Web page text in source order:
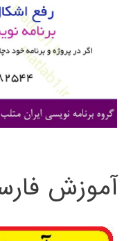
ی
آموزش